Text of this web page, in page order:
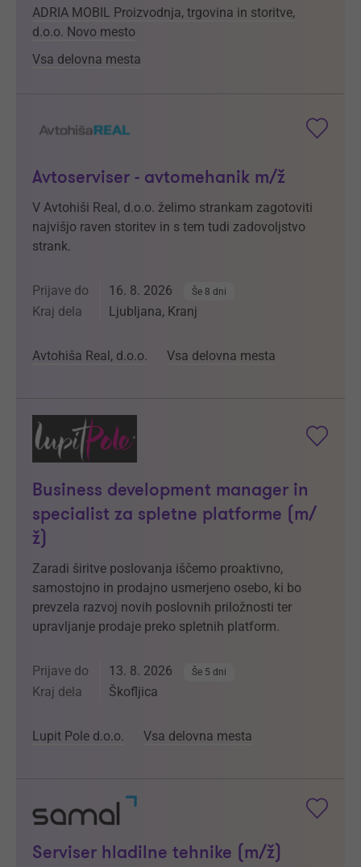
ADRIA MOBIL Proizvodnja, trgovina in storitve,
d.o.o. Novo mesto
Vsa delovna mesta
Avtoserviser - avtomehanik m/ž
V Avtohiši Real, d.o.o. želimo strankam zagotoviti
najvišjo raven storitev in s tem tudi zadovoljstvo
strank.
Prijave do 16. 8. 2026 Še 8 dni
Kraj dela Ljubljana, Kranj
Avtohiša Real, d.o.o. Vsa delovna mesta
Business development manager in
specialist za spletne platforme (m/
ž)
Zaradi širitve poslovanja iščemo proaktivno,
samostojno in prodajno usmerjeno osebo, ki bo
prevzela razvoj novih poslovnih priložnosti ter
upravljanje prodaje preko spletnih platform.
Prijave do 13. 8. 2026 Še 5 dni
Kraj dela Škofljica
Lupit Pole d.o.o. Vsa delovna mesta
Serviser hladilne tehnike (m/ž)